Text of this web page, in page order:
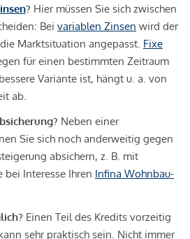
? Hier müssen Sie sich zwischen
Bei variablen Zinsen wird der
Marktsituation angepasst. Fixe
für einen bestimmten Zeitraum
Variante ist, hängt u. a. von
ab.
Neben einer
Sie sich noch anderweitig gegen
absichern, z. B. mit
bei Interesse Ihren Infina Wohnbau-
Einen Teil des Kredits vorzeitig
sehr praktisch sein. Nicht immer